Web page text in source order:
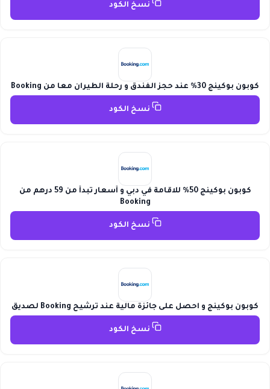
نسخ الكود
كوبون بوكينج 30% عند حجز الفندق و رحلة الطيران معا من Booking
نسخ الكود
كوبون بوكينج 50% للاقامة في دبي و أسعار تبدأ من 59 درهم من
Booking
نسخ الكود
كوبون بوكينج و احصل على جائزة مالية عند ترشيح Booking لصديق
نسخ الكود